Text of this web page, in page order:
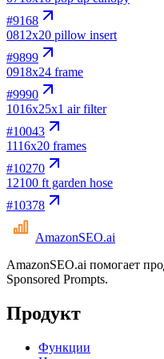
#9168
0812x20 pillow insert
#9899
0918x24 frame
#9990
1016x25x1 air filter
#10043
1116x20 frames
#10270
12100 ft garden hose
#10378
AmazonSEO.ai
AmazonSEO.ai помогает
Sponsored Prompts.
Продукт
Функции